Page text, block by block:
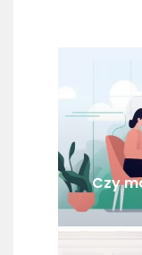
Czy